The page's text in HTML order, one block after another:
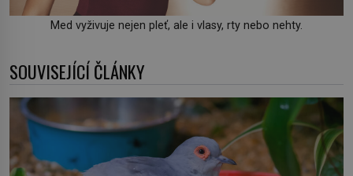
Med vyživuje nejen pleť, ale i vlasy, rty nebo nehty.
SOUVISEJÍCÍ ČLÁNKY